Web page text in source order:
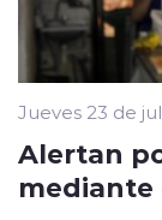
Jueves 23 de
Alertan
mediante